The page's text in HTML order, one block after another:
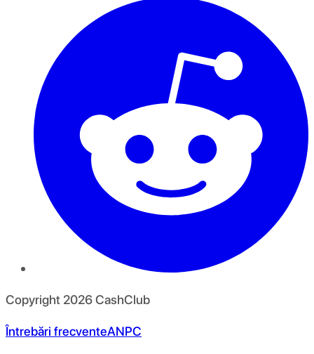
Copyright 2026CashClub
Întrebări frecventeANPC